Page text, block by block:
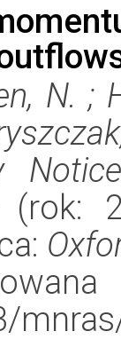
N. ;